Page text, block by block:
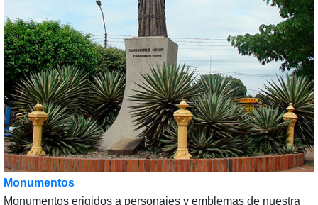
Monumentos
Monumentos erigidos a personajes y emblemas de nuestra